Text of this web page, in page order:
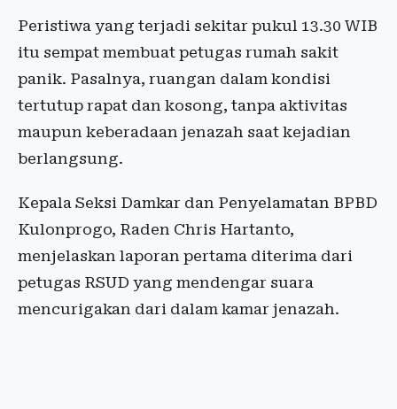
Peristiwa yang terjadi sekitar pukul 13.30 WIB
itu sempat membuat petugas rumah sakit
panik. Pasalnya, ruangan dalam kondisi
tertutup rapat dan kosong, tanpa aktivitas
maupun keberadaan jenazah saat kejadian
berlangsung.
Kepala Seksi Damkar dan Penyelamatan BPBD
Kulonprogo, Raden Chris Hartanto,
menjelaskan laporan pertama diterima dari
petugas RSUD yang mendengar suara
mencurigakan dari dalam kamar jenazah.